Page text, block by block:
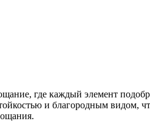
где каждый элемент
и благородным видом,